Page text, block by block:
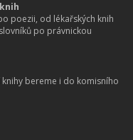
poezii, od lékařských knih
po právnickou
bereme i do komisního